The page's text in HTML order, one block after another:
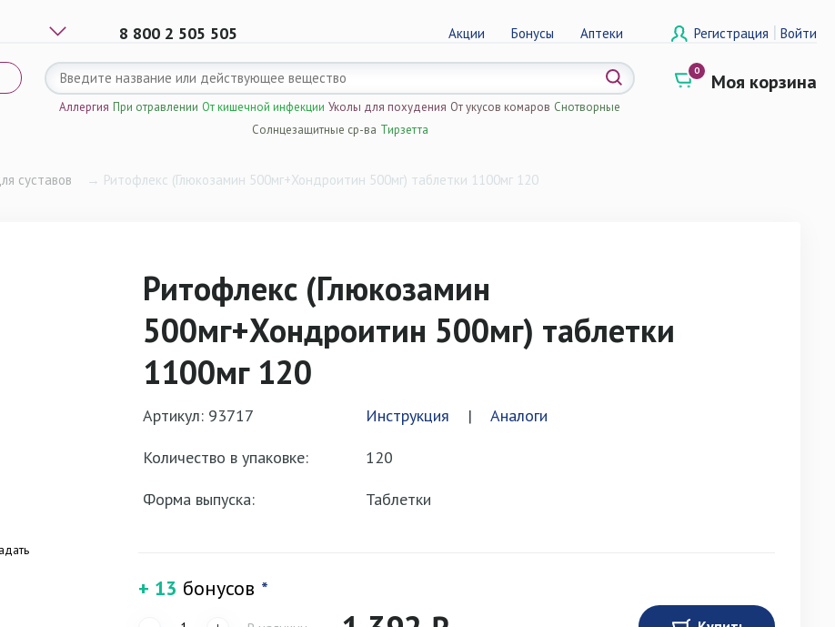
8 800 2 505 505 Акции Бонусы Аптеки Регистрация | Войти
0 Моя корзина
Аллергия При отравлении От кишечной инфекции Уколы для похудения От укусов комаров Снотворные
Солнцезащитные ср-ва Тирзетта
суставов → Ритофлекс (Глюкозамин 500мг+Хондроитин 500мг) таблетки 1100мг 120
Ритофлекс (Глюкозамин
500мг+Хондроитин 500мг) таблетки
1100мг 120
Артикул: 93717 Инструкция |
Аналоги
Количество в упаковке:
120
Форма выпуска:
Таблетки
+ 13 бонусов *